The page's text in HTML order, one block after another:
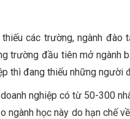
các trường, ngành
trường đầu tiên mở ngành
thì đang thiếu những người
nghiệp có từ 50-300
học này do hạn chế